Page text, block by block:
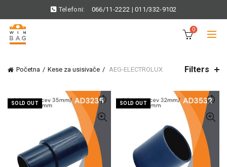
Telefoni: 066/11-2222 |011/332-9102
0
Početna Kese za usisivače AEG-ELECTROLUX Filters
SOLD OUT SOLD OUT